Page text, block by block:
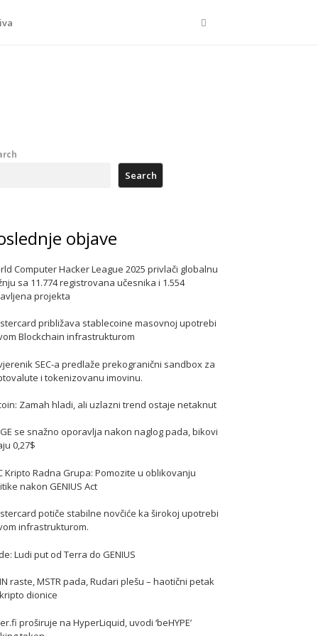
Search
Search
objave
Computer Hacker League 2025 privlači globalnu
sa 11.774 registrovana učesnika i 1.554
projekta
približava stablecoine masovnoj upotrebi
Blockchain infrastrukturom
SEC-a predlaže prekogranični sandbox za
i tokenizovanu imovinu.
Zamah hladi, ali uzlazni trend ostaje netaknut
se snažno oporavlja nakon naglog pada, bikovi
0,27$
Kripto Radna Grupa: Pomozite u oblikovanju
nakon GENIUS Act
potiče stabilne novčiće ka širokoj upotrebi
infrastrukturom.
Ludi put od Terra do GENIUS
raste, MSTR pada, Rudari plešu – haotični petak
dionice
proširuje na HyperLiquid, uvodi ‘beHYPE’